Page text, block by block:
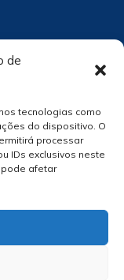
de
tecnologias como
do dispositivo. O
processar
IDs exclusivos neste
pode afetar